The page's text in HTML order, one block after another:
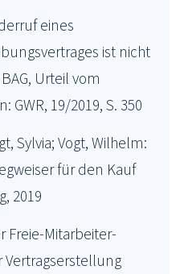
eines
ist nicht
Urteil vom
GWR, 19/2019, S. 350
Sylvia; Vogt, Wilhelm:
für den Kauf
2019
Freie-Mitarbeiter-
Vertragserstellung